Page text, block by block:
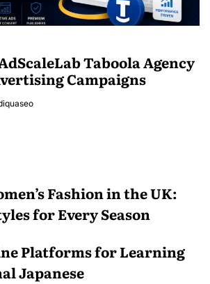
Taboola Agency
Campaigns
Fashion in the UK:
for Every Season
Platforms for Learning
Japanese